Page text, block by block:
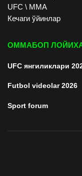
UFC \ ММА
Кечаги ўйинлар
ОММАБОП
UFC янгиликлари
Futbol videolar 2026
Sport forum